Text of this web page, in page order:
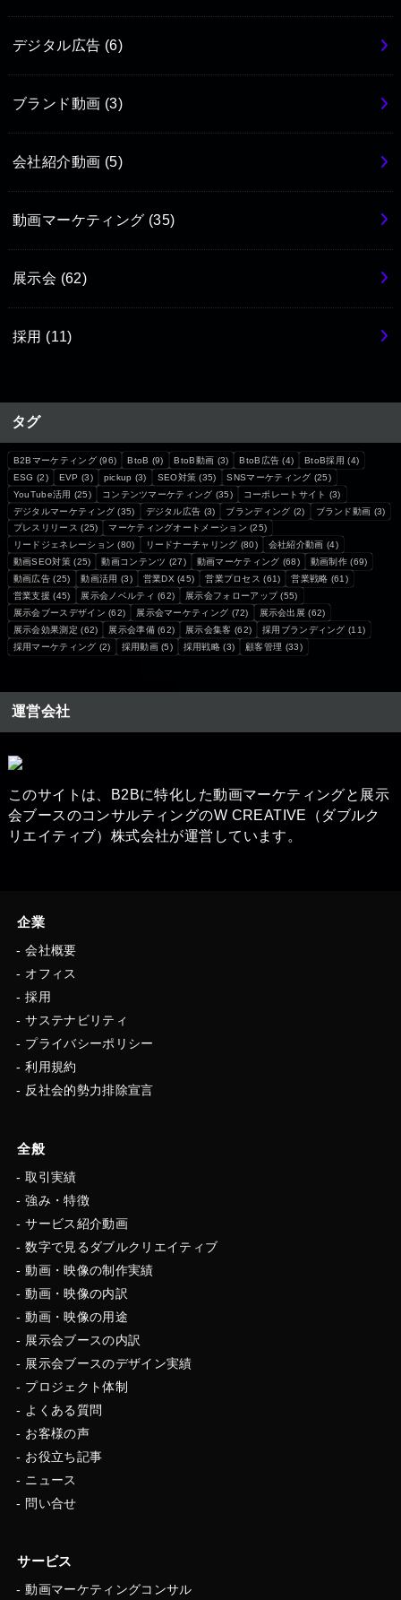
デジタル広告 (6)
ブランド動画 (3)
会社紹介動画 (5)
動画マーケティング (35)
展示会 (62)
採用 (11)
タグ
B2Bマーケティング(96) BtoB (9) BtoB動画 (3) BtoB広告 (4) BtoB採用 (4)
ESG (2) EVP (3) pickup (3) SEO対策 (35) SNSマーケティング (25)
YouTube活用 (25) コンテンツマーケティング (35) コーポレートサイト (3)
デジタルマーケティング (35) デジタル広告 (3) ブランディング (2) ブランド動画 (3)
プレスリリース (25) マーケティングオートメーション (25)
リードジェネレーション (80) リードナーチャリング (80) 会社紹介動画 (4)
動画SEO対策(25) 動画コンテンツ (27) 動画マーケティング (68) 動画制作 (69)
動画広告 (25) 動画活用 (3) 営業DX (45) 営業プロセス (61) 営業戦略 (61)
営業支援 (45) 展示会ノベルティ (62) 展示会フォローアップ(55)
展示会ブースデザイン (62) 展示会マーケティング (72) 展示会出展 (62)
展示会効果測定 (62) 展示会準備(62) 展示会集客 (62) 採用ブランディング (11)
採用マーケティング (2) 採用動画(5) 採用戦略 (3) 顧客管理 (33)
運営会社
このサイトは、B2Bに特化した動画マーケティングと展示
会ブースの​コンサルティングのW CREATIVE（ダブルク
リエイティブ）株式会社が運営しています。
企業
会社概要
オフィス
採用
サステナビリティ
プライバシーポリシー
利用規約
反社会的勢力排除宣言
全般
取引実績
強み・特徴
サービス紹介動画
数字で見るダブルクリエイティブ
動画・映像の制作実績
動画・映像の内訳
動画・映像の用途
展示会ブースの内訳
展示会ブースのデザイン実績
プロジェクト体制
よくある質問
お客様の声
お役立ち記事
ニュース
問い合せ
サービス
動画マーケティングコンサル